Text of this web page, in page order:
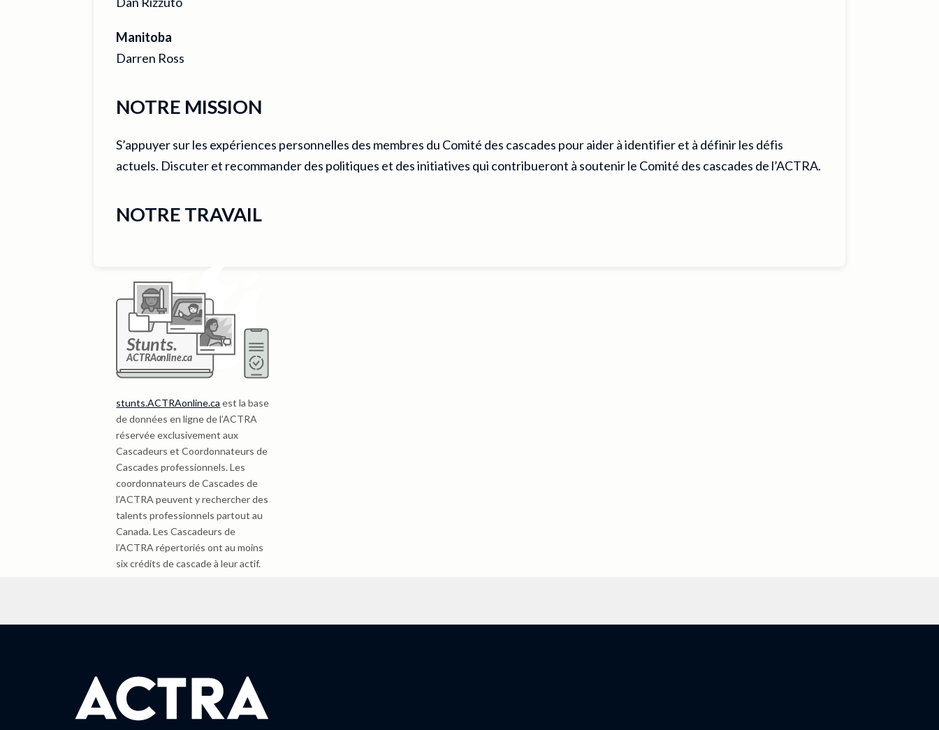
Manitoba
Darren Ross
NOTRE MISSION
S’appuyer sur les expériences personnelles des membres du Comité des cascades pour aider à identifier et à définir les défis
actuels. Discuter et recommander des politiques et des initiatives qui contribueront à soutenir le Comité des cascades de l’ACTRA.
NOTRE TRAVAIL
stunts.ACTRAonline.ca est la base
de données en ligne de l’ACTRA
réservée exclusivement aux
Cascadeurs et Coordonnateurs de
Cascades professionnels. Les
coordonnateurs de Cascades de
l’ACTRA peuvent y rechercher des
talents professionnels partout au
Canada. Les Cascadeurs de
l’ACTRA répertoriés ont au moins
six crédits de cascade à leur actif.